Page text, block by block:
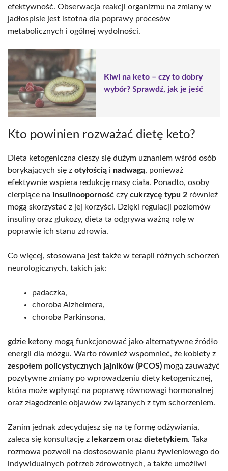
efektywność. Obserwacja reakcji organizmu na zmiany w
jadłospisie jest istotna dla poprawy procesów
metabolicznych i ogólnej wydolności.
Kiwi na keto – czy to dobry
wybór? Sprawdź, jak je jeść
Kto powinien rozważać dietę keto?
Dieta ketogeniczna cieszy się dużym uznaniem wśród osób
borykających się z otyłością i nadwagą, ponieważ
efektywnie wspiera redukcję masy ciała. Ponadto, osoby
cierpiące na insulinooporność czy cukrzycę typu 2 również
mogą skorzystać z jej korzyści. Dzięki regulacji poziomów
insuliny oraz glukozy, dieta ta odgrywa ważną rolę w
poprawie ich stanu zdrowia.
Co więcej, stosowana jest także w terapii różnych schorzeń
neurologicznych, takich jak:
padaczka,
choroba Alzheimera,
choroba Parkinsona,
gdzie ketony mogą funkcjonować jako alternatywne źródło
energii dla mózgu. Warto również wspomnieć, że kobiety z
zespołem policystycznych jajników (PCOS) mogą zauważyć
pozytywne zmiany po wprowadzeniu diety ketogenicznej,
która może wpłynąć na poprawę równowagi hormonalnej
oraz złagodzenie objawów związanych z tym schorzeniem.
Zanim jednak zdecydujesz się na tę formę odżywiania,
zaleca się konsultację z lekarzem oraz dietetykiem. Taka
rozmowa pozwoli na dostosowanie planu żywieniowego do
indywidualnych potrzeb zdrowotnych, a także umożliwi